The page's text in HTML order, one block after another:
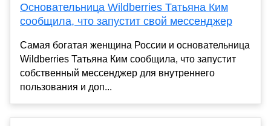
Основательница Wildberries Татьяна Ким
сообщила, что запустит свой мессенджер
Самая богатая женщина России и основательница
Wildberries Татьяна Ким сообщила, что запустит
собственный мессенджер для внутреннего
пользования и доп...